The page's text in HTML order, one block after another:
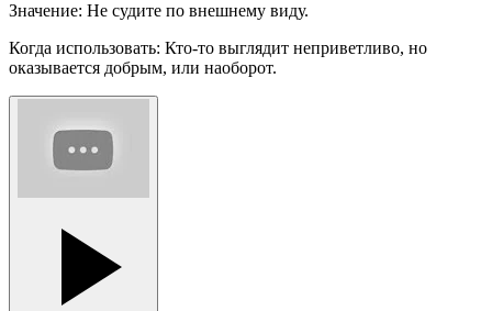
Значение: Не судите по внешнему виду.
Когда использовать: Кто-то выглядит неприветливо, но
оказывается добрым, или наоборот.